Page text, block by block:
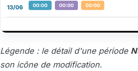
Légende : le détail d'une période
son icône de modification.